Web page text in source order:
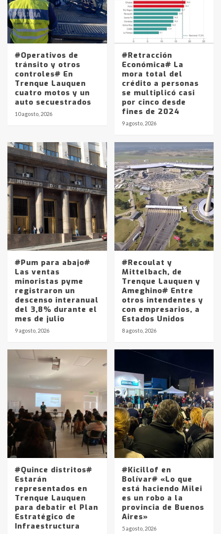
#Operativos de
tránsito y otros
controles# En
Trenque Lauquen
cuatro motos y un
auto secuestrados
10 agosto, 2026
#Retracción
Económica# La
mora total del
crédito a personas
se multiplicó casi
por cinco desde
fines de 2024
9 agosto, 2026
#Pum para abajo#
Las ventas
minoristas pyme
registraron un
descenso interanual
del 3,8% durante el
mes de julio
9 agosto, 2026
#Recoulat y
Mittelbach, de
Trenque Lauquen y
Ameghino# Entre
otros intendentes y
con empresarios, a
Estados Unidos
8 agosto, 2026
#Quince distritos#
Estarán
representados en
Trenque Lauquen
para debatir el Plan
Estratégico de
Infraestructura
#Kicillof en
Bolívar# «Lo que
está haciendo Milei
es un robo a la
provincia de Buenos
Aires»
5 agosto, 2026
Identidad de los adolescentes
protagonistas del fatal accidente
en la mañana del lunes
4
Accidente en Ruta 5: falleció un
joven de Trenque Lauquen
5
Los precios de los combustibles en
La Pampa, desde YPF hasta Axion
entre 857 a 1338 pesos
6
La Bolsa de Cereales de Bahía
Blanca anticipa que Agosto vendrá
con lluvias y heladas, en gran parte
de la provincia